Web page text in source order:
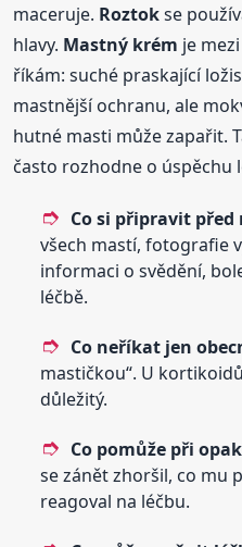
maceruje. Roztokse
hlavy. Mastný krém je
říkám: suché praskající
mastnější ochranu, ale
hutné masti může zapařit.
často rozhodne o úspěchu
Co si připravit
všech mastí, fotografie
informaci o svědění,
léčbě.
Co neříkat jen
mastičkou“. U
důležitý.
Co pomůže při
se zánět zhoršil, co mu
reagoval na léčbu.